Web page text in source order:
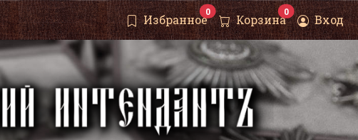
Избранное
0
Корзина
0
Вход